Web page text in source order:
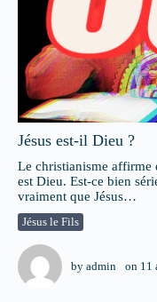
Jésus est-il Dieu ?
Jésus le Fils
Le christianisme affirme
est Dieu. Est-ce bien
vraiment que Jésus…
by admin on 11